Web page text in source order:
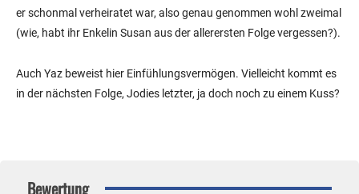
er schonmal verheiratet war, also genau genommen wohl zweimal
(wie, habt ihr Enkelin Susan aus der allerersten Folge vergessen?).
Auch Yaz beweist hier Einfühlungsvermögen. Vielleicht kommt es
in der nächsten Folge, Jodies letzter, ja doch noch zu einem Kuss?
Bewertung